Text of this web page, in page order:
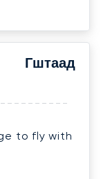
Гштаад
to fly with